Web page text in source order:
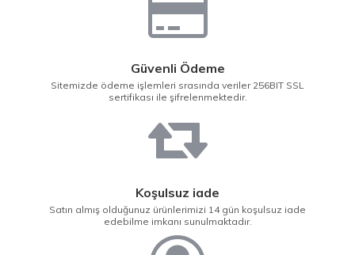
Güvenli Ödeme
Sitemizde ödeme işlemleri srasında veriler 256BIT SSL
sertifikası ile şifrelenmektedir.
Koşulsuz iade
Satın almış olduğunuz ürünlerimizi 14 gün koşulsuz iade
edebilme imkanı sunulmaktadır.